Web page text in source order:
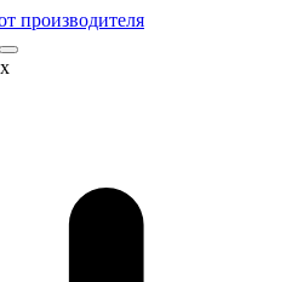
производителя